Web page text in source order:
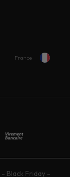
France
- Black Friday -